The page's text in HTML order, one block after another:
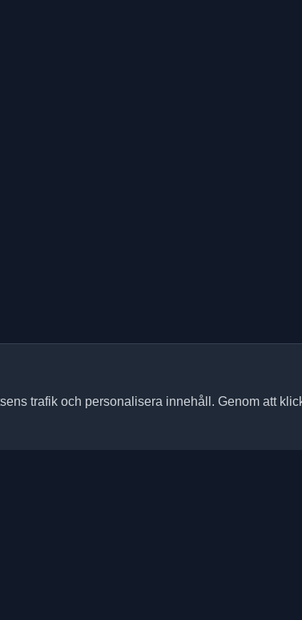
trafik och personalisera innehåll. Genom att